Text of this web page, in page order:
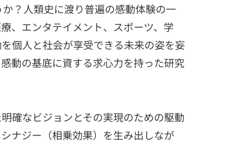
？人類史に渡り普遍の感動体験の一
、エンタテイメント、スポーツ、学
個人と社会が享受できる未来の姿を妄
動の基底に資する求心力を持った研究
確なビジョンとその実現のための駆動
ナジー（相乗効果）を生み出しなが